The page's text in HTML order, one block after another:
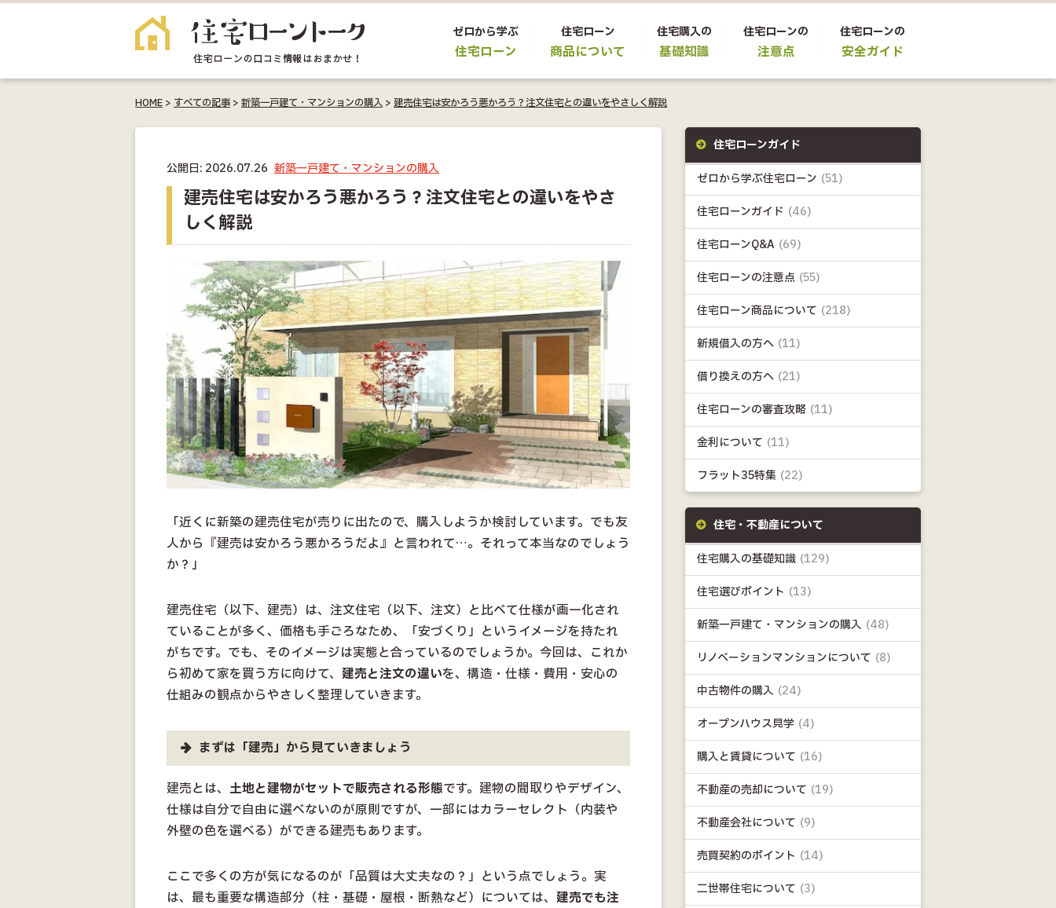
ゼロから学ぶ
住宅ローン
住宅ローン
商品について
住宅購入の
基礎知識
住宅ローンの
注意点
住宅ローンの
安全ガイド
HOME > すべての記事 > 新築一戸建て・マンションの購入 > 建売住宅は安かろう悪かろう？注文住宅との違いをやさしく解説
公開日: 2026.07.26 新築一戸建て・マンションの購入
建売住宅は安かろう悪かろう？注文住宅との違いをやさ
しく解説
「近くに新築の建売住宅が売りに出たので、購入しようか検討しています。でも友
人から『建売は安かろう悪かろうだよ』と言われて…。それって本当なのでしょう
か？」
建売住宅（以下、建売）は、注文住宅（以下、注文）と比べて仕様が画一化され
ていることが多く、価格も手ごろなため、「安づくり」というイメージを持たれ
がちです。でも、そのイメージは実態と合っているのでしょうか。今回は、これか
ら初めて家を買う方に向けて、 建売と注文の違いを、構造・仕様・費用・安心の
仕組みの観点からやさしく整理していきます。
まずは「建売」から見ていきましょう
建売とは、 土地と建物がセットで販売される形態です。建物の間取りやデザイン、
仕様は自分で自由に選べないのが原則ですが、一部にはカラーセレクト（内装や
外壁の色を選べる）ができる建売もあります。
ここで多くの方が気になるのが「品質は大丈夫なの？」という点でしょう。実
は、最も重要な構造部分（柱・基礎・屋根・断熱など）については、 建売でも注
住宅ローンガイド
ゼロから学ぶ住宅ローン (51)
住宅ローンガイド (46)
住宅ローンQ&A (69)
住宅ローンの注意点 (55)
住宅ローン商品について (218)
新規借入の方へ (11)
借り換えの方へ (21)
住宅ローンの審査攻略 (11)
金利について (11)
フラット35特集 (22)
住宅・不動産について
住宅購入の基礎知識 (129)
住宅選びポイント (13)
新築一戸建て・マンションの購入 (48)
リノベーションマンションについて (8)
中古物件の購入 (24)
オープンハウス見学 (4)
購入と賃貸について (16)
不動産の売却について (19)
不動産会社について (9)
売買契約のポイント (14)
二世帯住宅について (3)